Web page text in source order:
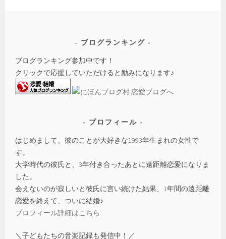
ブログランキング
ブログランキング参加中です！
クリックで応援していただけると励みになります♪
プロフィール
はじめまして、彼のことが大好きな1993年生まれの女性で
す。
大学時代の彼氏と、3年付き合ったあとに遠距離恋愛になりま
した。
会えないのが寂しいと彼氏に言い続けた結果、1年間の遠距離
恋愛を終えて、ついに結婚♪
プロフィール詳細はこちら
＼子どもたちの音楽記録も発信中！／